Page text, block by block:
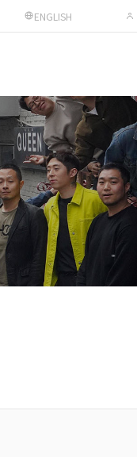
ENGLISH